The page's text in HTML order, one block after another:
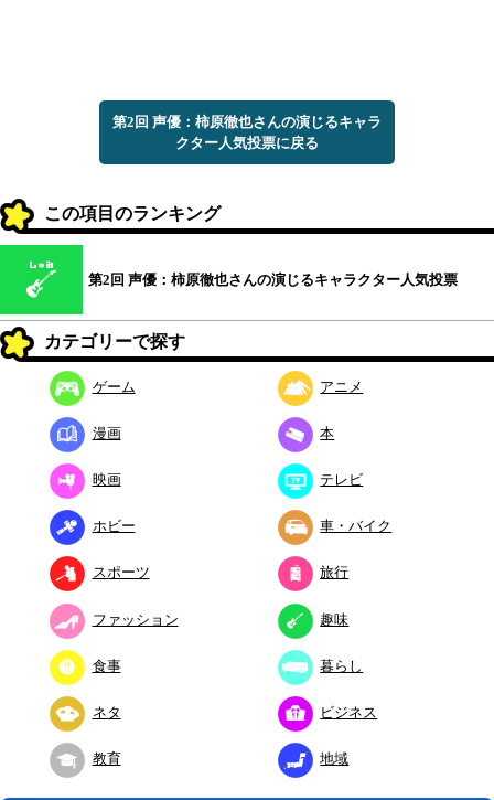
第2回 声優：柿原徹也さんの演じるキャラ
クター人気投票に戻る
この項目のランキング
第2回 声優：柿原徹也さんの演じるキャラクター人気投票
カテゴリーで探す
ゲーム アニメ
漫画 本
映画 テレビ
ホビー 車・バイク
スポーツ 旅行
ファッション 趣味
食事 暮らし
ネタ ビジネス
教育 地域